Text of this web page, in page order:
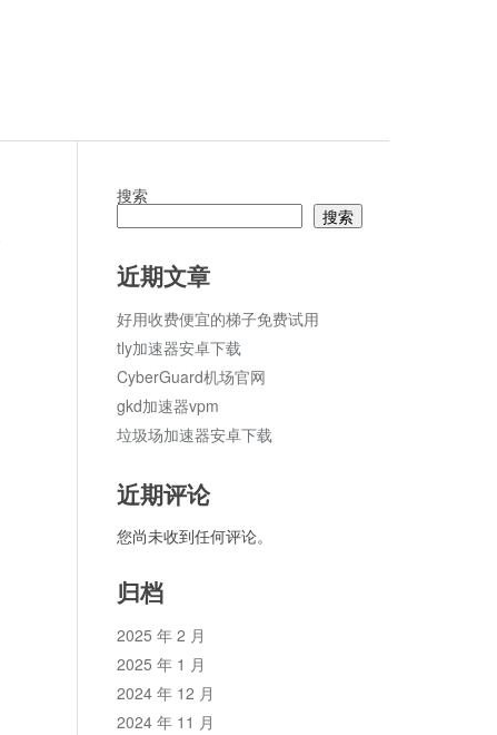
搜索
搜索
近期文章
好用收费便宜的梯子免费试用
tly加速器安卓下载
CyberGuard机场官网
gkd加速器vpm
垃圾场加速器安卓下载
近期评论
您尚未收到任何评论。
归档
2025 年 2 月
2025 年 1 月
2024 年 12 月
2024 年 11 月